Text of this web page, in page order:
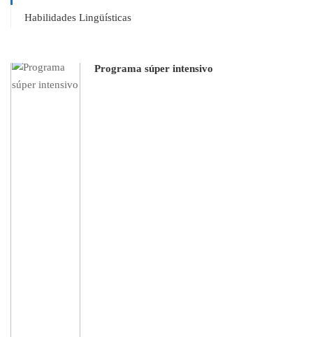
Habilidades Lingüísticas
Programa súper intensivo